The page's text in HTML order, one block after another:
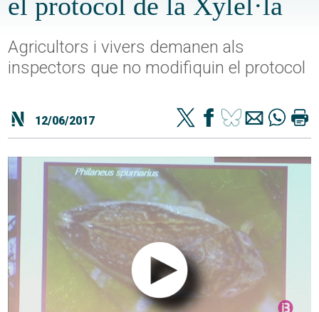
Agricultors i vivers demanen als
inspectors que no modifiquin el protocol
12/06/2017